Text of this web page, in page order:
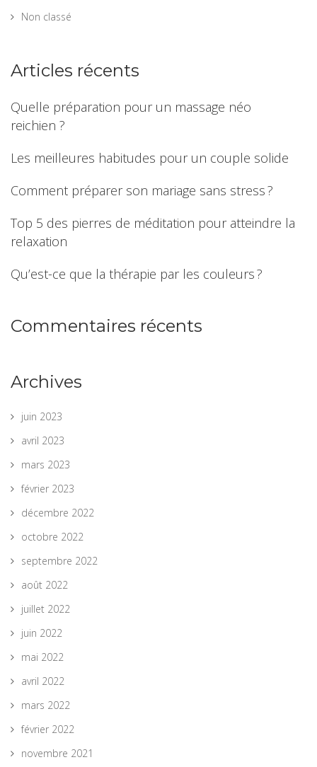
Non classé
Articles récents
Quelle préparation pour un massage néo
reichien ?
Les meilleures habitudes pour un couple solide
Comment préparer son mariage sans stress ?
Top 5 des pierres de méditation pour atteindre la
relaxation
Qu’est-ce que la thérapie par les couleurs ?
Commentaires récents
Archives
juin 2023
avril 2023
mars 2023
février 2023
décembre 2022
octobre 2022
septembre 2022
août 2022
juillet 2022
juin 2022
mai 2022
avril 2022
mars 2022
février 2022
novembre 2021